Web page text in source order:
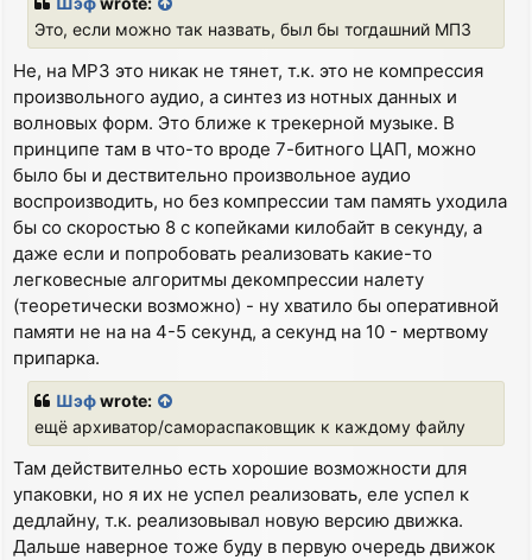
Это, если можно так назвать, был бы тогдашний МП3
Не, на MP3 это никак не тянет, т.к. это не компрессия
произвольного аудио, а синтез из нотных данных и
волновых форм. Это ближе к трекерной музыке. В
принципе там в что-то вроде 7-битного ЦАП, можно
было бы и дествительно произвольное аудио
воспроизводить, но без компрессии там память уходила
бы со скоростью 8 с копейками килобайт в секунду, а
даже если и попробовать реализовать какие-то
легковесные алгоритмы декомпрессии налету
(теоретически возможно) - ну хватило бы оперативной
памяти не на на 4-5 секунд, а секунд на 10 - мертвому
припарка.
Шэфwrote:
ещё архиватор/самораспаковщик к каждому файлу
Там действителньо есть хорошие возможности для
упаковки, но я их не успел реализовать, еле успел к
дедлайну, т.к. реализовывал новую версию движка.
Дальше наверное тоже буду в первую очередь движок